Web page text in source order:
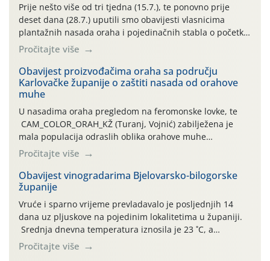
Prije nešto više od tri tjedna (15.7.), te ponovno prije
deset dana (28.7.) uputili smo obavijesti vlasnicima
plantažnih nasada oraha i pojedinačnih stabla o početku
leta i ovogodišnjoj potrebi usmjerenog suzbijanja
orahove muhe (Rhagoletis completa)! Već dvanaest dana
traje drugi ovogodišnji “toplinski udar”, koji naročito
izražen zadnja šest dana (31.7.-05.8.), jer najviše
temperature zraka svakodnevno […]
Pročitajte više
Obavijest proizvođačima oraha sa području
Karlovačke županije o zaštiti nasada od orahove
muhe
U nasadima oraha pregledom na feromonske lovke, te
CAM_COLOR_ORAH_KŽ (Turanj, Vojnić) zabilježena je
mala populacija odraslih oblika orahove muhe
(Rhagoletis completa). Niska brojnost može se objasniti
činjenicom da je riječ o mladim nasadima s vrlo malim
urodom, što je povezano i s manjim brojem prezimjelih
jedinki. U starijim nasadima, na žutim ljepljivim Rebell
pločama s […]
Pročitajte više
Obavijest vinogradarima Bjelovarsko-bilogorske
županije
Vruće i sparno vrijeme prevladavalo je posljednjih 14
dana uz pljuskove na pojedinim lokalitetima u županiji.
Srednja dnevna temperatura iznosila je 23 ˚C, a
maksimalne su posljednjih dana dosezale do 35 ˚C.
Simptome plamenjače vinove loze (Plasmoparas
Pročitajte više